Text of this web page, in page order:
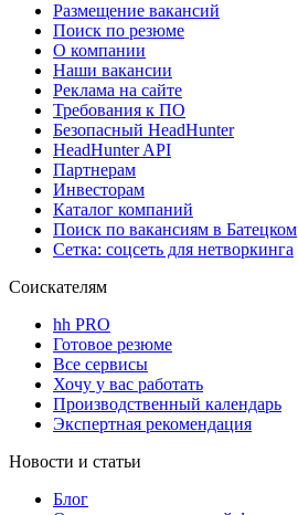
Размещение вакансий
Поиск по резюме
О компании
Наши вакансии
Реклама на сайте
Требования к ПО
Безопасный HeadHunter
HeadHunter API
Партнерам
Инвесторам
Каталог компаний
Поиск по вакансиям в Батецком
Сетка: соцсеть для нетворкинга
Соискателям
hh PRO
Готовое резюме
Все сервисы
Хочу у вас работать
Производственный календарь
Экспертная рекомендация
Новости и статьи
Блог